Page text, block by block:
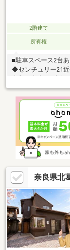
2階建て
所有権
■駐車スペース2台
◆センチュリー21近
戸建のご購入にあ
ンニングにも対応
をサポートいたし
を活かし、ご購入
だけるようサポー
ら何でもお気軽に
奈良県北